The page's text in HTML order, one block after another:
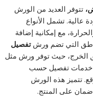
تتوفر العديد من الورش
عالية. تشمل الأنواع
مع إمكانية إضافة
التي تضم ورشتفصيل
حيث توفر ورش مثل
خدمات تفصيل حسب
تتميز هذه الورش
ضمان على المنتج.